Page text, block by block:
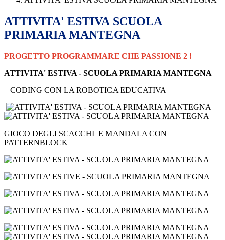
ATTIVITA' ESTIVA SCUOLA
PRIMARIA MANTEGNA
PROGETTO PROGRAMMARE CHE PASSIONE 2 !
ATTIVITA' ESTIVA - SCUOLA PRIMARIA MANTEGNA
CODING CON LA ROBOTICA EDUCATIVA
GIOCO DEGLI SCACCHI E MANDALA CON
PATTERNBLOCK